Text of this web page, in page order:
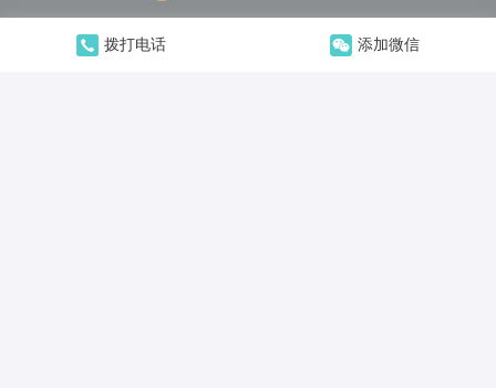
拨打电话 添加微信